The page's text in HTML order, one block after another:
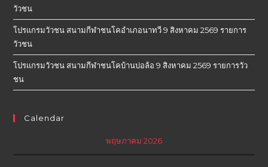
วัวชน
โปรแกรมวัวชน สนามกีฬาชนโคอำเภอนาทวี 9 สิงหาคม 2569 รายการ
วัวชน
โปรแกรมวัวชน สนามกีฬาชนโคบ้านบ่อล้อ 9 สิงหาคม 2569 รายการวัว
ชน
Calendar
พฤษภาคม 2026